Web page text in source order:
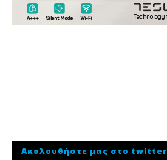
Ακολουθήστε μας στο twitter